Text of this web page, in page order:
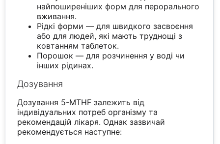
найпоширеніших форм для перорального
вживання.
Рідкі форми — для швидкого засвоєння
або для людей, які мають труднощі з
ковтанням таблеток.
Порошок — для розчинення у воді чи
інших рідинах.
Дозування
Дозування 5-MTHF залежить від
індивідуальних потреб організму та
рекомендацій лікаря. Однак зазвичай
рекомендується наступне: